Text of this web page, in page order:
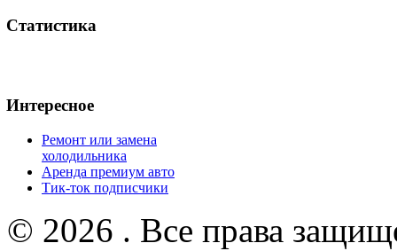
Статистика
Интересное
Ремонт или замена
холодильника
Аренда премиум авто
Тик-ток подписчики
© 2026 . Все права